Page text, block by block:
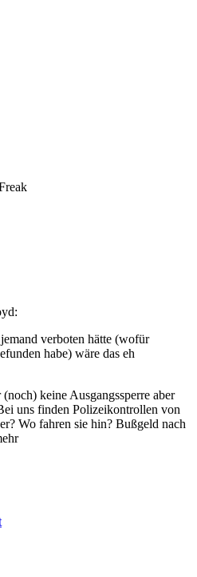
verboten hätte (wofür
habe) wäre das eh
keine Ausgangssperre aber
uns finden Polizeikontrollen von
Wo fahren sie hin? Bußgeld nach